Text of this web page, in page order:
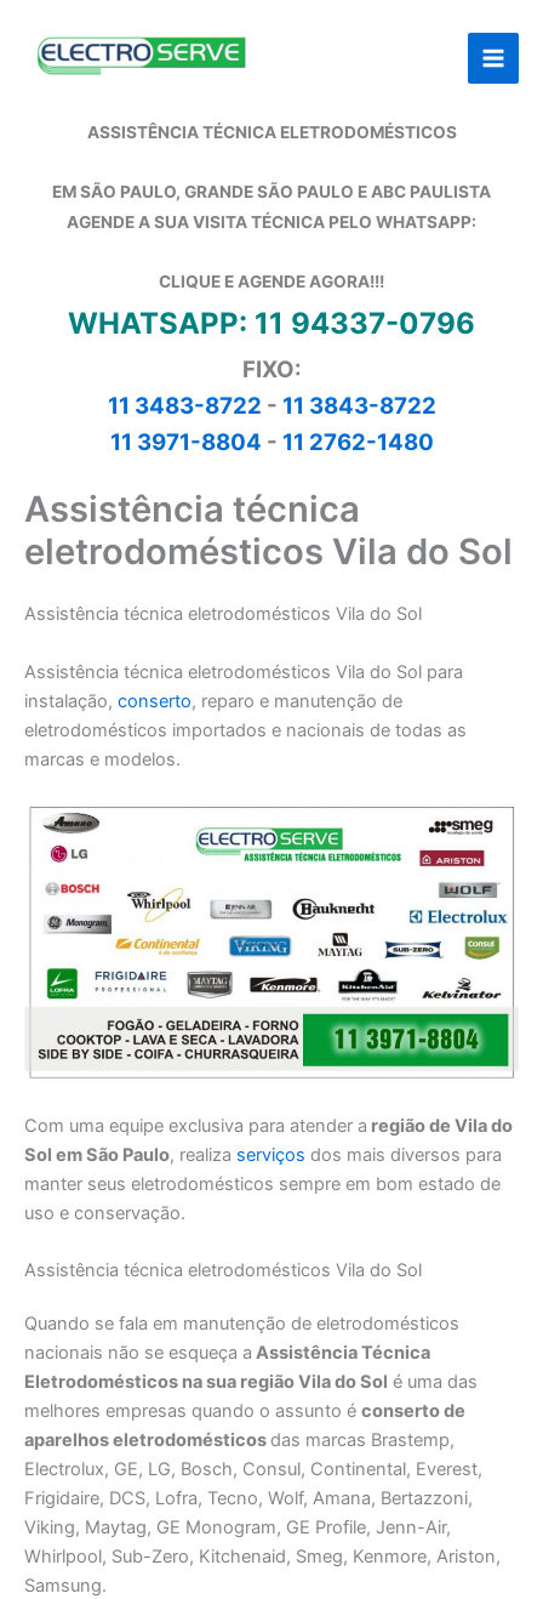
ASSISTÊNCIA TÉCNICA ELETRODOMÉSTICOS
EM SÃO PAULO, GRANDE SÃO PAULO E ABC PAULISTA
AGENDE A SUA VISITA TÉCNICA PELO WHATSAPP:
CLIQUE E AGENDE AGORA!!!
WHATSAPP: 11 94337-0796
FIXO:
11 3483-8722 - 11 3843-8722
11 3971-8804 - 11 2762-1480
Assistência técnica
eletrodomésticos Vila do Sol
Assistência técnica eletrodomésticos Vila do Sol
Assistência técnica eletrodomésticos Vila do Sol para
instalação, conserto, reparo e manutenção de
eletrodomésticos importados e nacionais de todas as
marcas e modelos.
Com uma equipe exclusiva para atender a região de Vila do
Sol em São Paulo, realiza serviços dos mais diversos para
manter seus eletrodomésticos sempre em bom estado de
uso e conservação.
Assistência técnica eletrodomésticos Vila do Sol
Quando se fala em manutenção de eletrodomésticos
nacionais não se esqueça a Assistência Técnica
Eletrodomésticos na sua região Vila do Sol é uma das
melhores empresas quando o assunto é conserto de
aparelhos eletrodomésticosdas marcas Brastemp,
Electrolux, GE, LG, Bosch, Consul, Continental, Everest,
Frigidaire, DCS, Lofra, Tecno, Wolf, Amana, Bertazzoni,
Viking, Maytag, GE Monogram, GE Profile, Jenn-Air,
Whirlpool, Sub-Zero, Kitchenaid, Smeg, Kenmore, Ariston,
Samsung.